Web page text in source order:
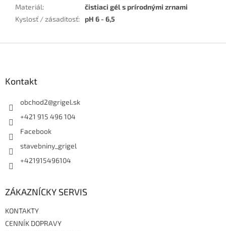
Materiál:
čistiaci gél s prírodnými zrnami
Kyslosť / zásaditosť: pH 6 - 6,5
Kontakt
obchod2@grigel.sk
+421 915 496 104
Facebook
stavebniny_grigel
+421915496104
ZÁKAZNÍCKY SERVIS
KONTAKTY
CENNÍK DOPRAVY